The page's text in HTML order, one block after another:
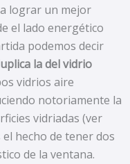
lograr un mejor
el lado energético
podemos decir
la del vidrio
vidrios aire
notoriamente la
vidriadas (ver
el hecho de tener dos
de la ventana.